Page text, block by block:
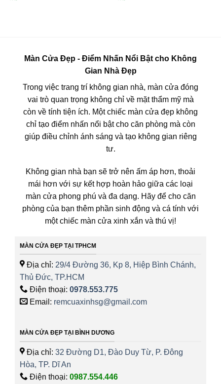
Màn Cửa Đẹp - Điểm Nhấn Nổi Bật cho Không
Gian Nhà Đẹp
Trong việc trang trí không gian nhà, màn cửa đóng
vai trò quan trọng không chỉ về mặt thẩm mỹ mà
còn về tính tiện ích. Một chiếc màn cửa đẹp không
chỉ tạo điểm nhấn nổi bật cho căn phòng mà còn
giúp điều chỉnh ánh sáng và tạo không gian riêng
tư.
Không gian nhà bạn sẽ trở nên ấm áp hơn, thoải
mái hơn với sự kết hợp hoàn hảo giữa các loại
màn cửa phong phú và đa dạng. Hãy để cho căn
phòng của bạn thêm phần sinh động và cá tính với
một chiếc màn cửa xinh xắn và thú vị!
MÀN CỬA ĐẸP TẠI TPHCM
Địa chỉ: 29/4 Đường 36, Kp 8, Hiệp Bình Chánh,
Thủ Đức, TP.HCM
Điện thoại: 0978.553.775
Email: remcuaxinhsg@gmail.com
MÀN CỬA ĐẸP TẠI BÌNH DƯƠNG
Địa chỉ: 32 Đường D1, Đào Duy Từ, P. Đông
Hòa, TP. Dĩ An
Điện thoại: 0987.554.446